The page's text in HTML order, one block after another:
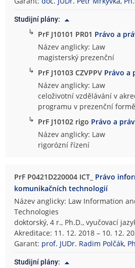
Studijní plány:
↳ PrF J10101 PR01 Právo a
Název anglicky: Law
magisterský prezenční
↳ PrF J10103 CZVPPV Právo a
Název anglicky: Law
celoživotní vzdělávání v
programu v prezenční
↳ PrF J10102 rigo Právo a
Název anglicky: Law
rigorózní řízení
PrF P0421D220004 ICT_ Právo
komunikačních technologií
Název anglicky: Law Information
Technologies
doktorský, 4 r., Ph.D., vyučovací
Akreditace: 11. 12. 2018 – 10. 12.
Garant: prof. JUDr. Radim Polčák,
Studijní plány: